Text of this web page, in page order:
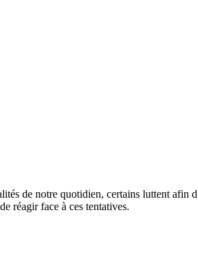
de notre quotidien, certains luttent afin
réagir face à ces tentatives.